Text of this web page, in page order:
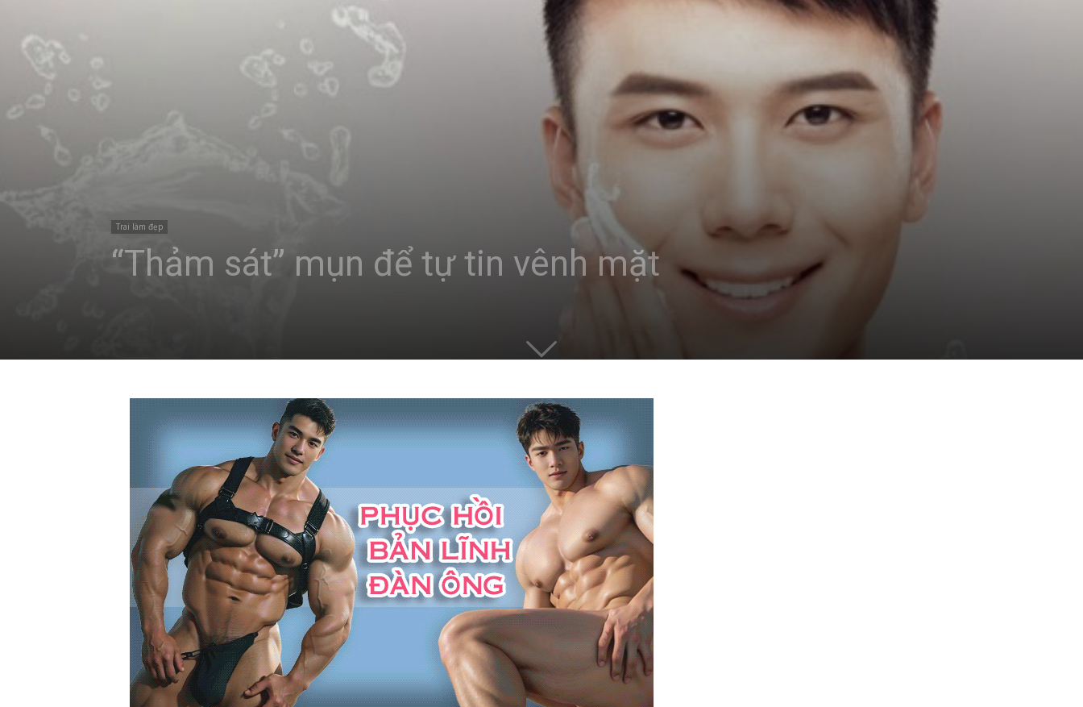
Trai làm đẹp
“Thảm sát” mụn để tự tin vênh mặt